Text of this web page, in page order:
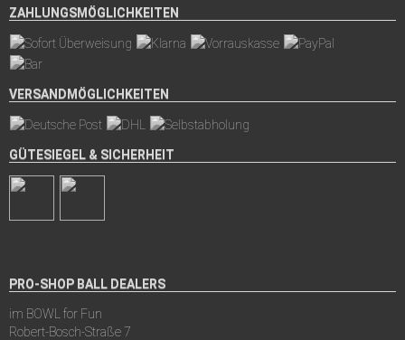
ZAHLUNGSMÖGLICHKEITEN
VERSANDMÖGLICHKEITEN
GÜTESIEGEL & SICHERHEIT
PRO-SHOP BALL DEALERS
im BOWL for Fun
Robert-Bosch-Straße 7